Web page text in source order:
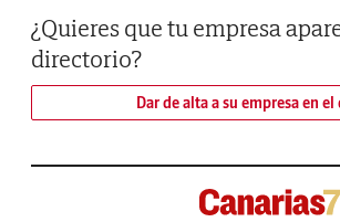
¿Quieres que tu empresa
directorio?
Dar de alta a su empresa en